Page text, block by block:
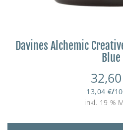
Davines Alchemic
Blue
32,60
13,04 €/
inkl. 19 %